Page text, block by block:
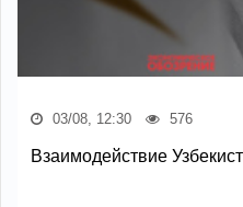
03/08, 12:30 576
Взаимодействие